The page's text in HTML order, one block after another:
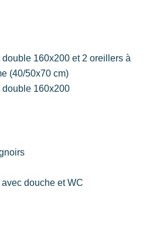
Mer
polynésienne avec une vue
160x200 et 2 oreillers à
(40/50x70 cm)
double 160x200
douche et WC